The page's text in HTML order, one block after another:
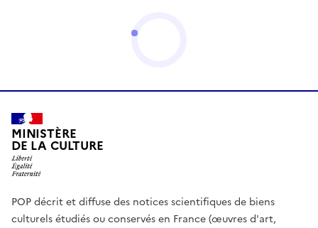
MINISTÈRE
DE LA CULTURE
POP décrit et diffuse des notices scientifiques de biens
culturels étudiés ou conservés en France (œuvres d'art,